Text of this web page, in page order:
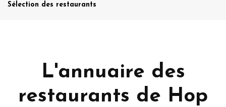
Sélection des restaurants
L'annuaire des
restaurants de Hop